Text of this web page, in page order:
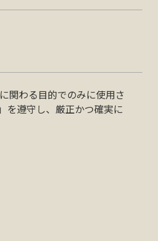
関わる目的でのみに使用さ
」を遵守し、厳正かつ確実に